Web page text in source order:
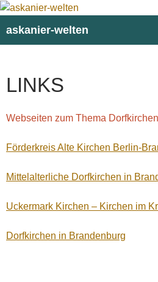
askanier-welten
LINKS
Webseiten zum Thema
Förderkreis Alte Kirchen Berlin-
Mittelalterliche Dorfkirchen in
Uckermark Kirchen – Kirchen im
Dorfkirchen in Brandenburg